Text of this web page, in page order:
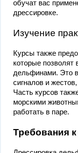
обучат вас
дрессировке.
Изучение
Курсы также
которые позволят
дельфинами. Это
сигналов и
Часть курсов
морскими
работать в паре.
Требования